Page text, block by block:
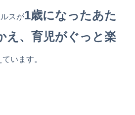
スが1歳になったあた
え、育児がぐっと楽
います。